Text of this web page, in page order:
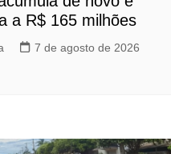
a R$ 165 milhões
7 de agosto de 2026